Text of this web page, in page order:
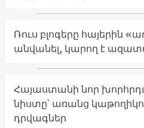
Ռուս բլոգերը հայերին
անվանել, կարող է
Հայաստանի նոր
նիստը՝ առանց
դրվագներ